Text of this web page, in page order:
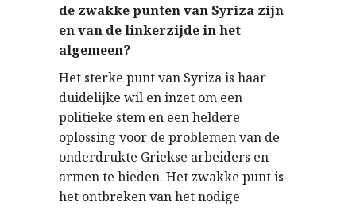
de zwakke punten van Syriza zijn
en van de linkerzijde in het
algemeen?
Het sterke punt van Syriza is haar
duidelijke wil en inzet om een ​​
politieke stem en een heldere
oplossing voor de problemen van de
onderdrukte Griekse arbeiders en
armen te bieden. Het zwakke punt is
het ontbreken van het nodige